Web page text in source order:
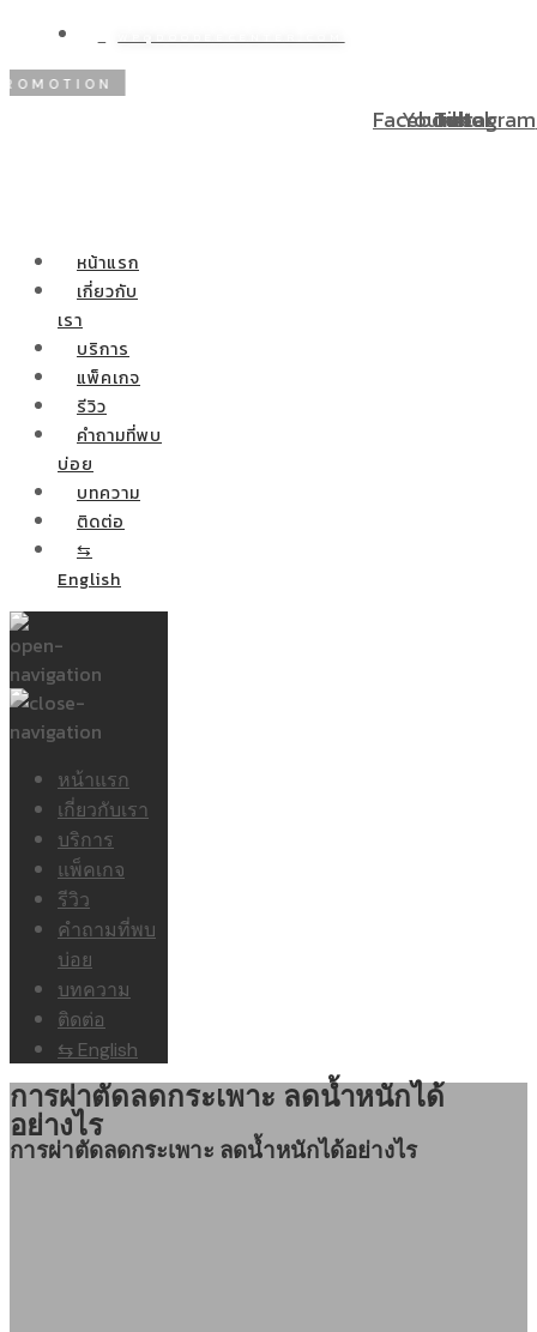
โปรโมชั่นพิเศษ! ผ่อนชำระ 0% 10 เดือน ผ่าตัดก
Facebook
Youtube
Tiktok
Instagram
หน้าแรก
เกี่ยวกับ
เรา
บริการ
แพ็คเกจ
รีวิว
คำถามที่พบ
บ่อย
บทความ
ติดต่อ
⇆
English
หน้าแรก
เกี่ยวกับเรา
บริการ
แพ็คเกจ
รีวิว
คำถามที่พบ
บ่อย
บทความ
ติดต่อ
⇆ English
การผ่าตัดลดกระเพาะ ลดน้ำหนักได้
อย่างไร
การผ่าตัดลดกระเพาะ ลดน้ำหนักได้อย่างไร